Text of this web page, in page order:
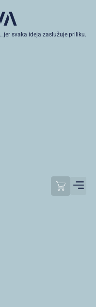
…jer svaka ideja zaslužuje priliku.